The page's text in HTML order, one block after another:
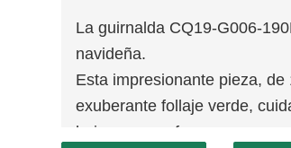
La guirnalda CQ19-G006-
navideña.
Esta impresionante pieza,
exuberante follaje verde,
hoja perenne frescos.